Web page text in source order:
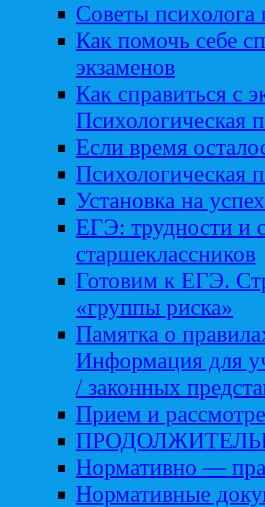
Советы
Как помочь себе
экзаменов
Как справиться с
Психологическая
Если время
Психологическая
Установка на успех
ЕГЭ: трудности и
старшеклассников
Готовим к ЕГЭ.
«группы риска»
Памятка о
Информация для
/ законных
Прием и
Нормативно —
Нормативные